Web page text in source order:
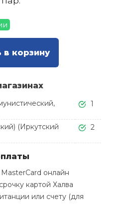
корзину
1
(Иркутский
2
онлайн
картой Халва
или счету (для